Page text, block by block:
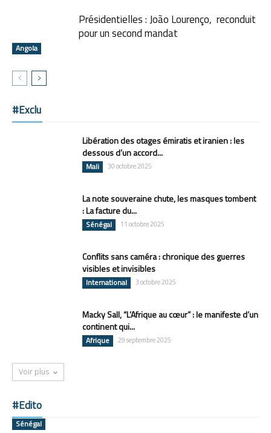
Angola
Présidentielles : João Lourenço, reconduit
pour un second mandat
#Exclu
Libération des otages émiratis et iranien : les
dessous d’un accord...
Mali 30 octobre 2025
La note souveraine chute, les masques tombent
: La facture du...
Sénégal 11 octobre 2025
Conflits sans caméra : chronique des guerres
visibles et invisibles
International 3 octobre 2025
Macky Sall, “L’Afrique au cœur” : le manifeste d’un
continent qui...
Afrique 29 septembre 2025
Voir plus
#Edito
Sénégal